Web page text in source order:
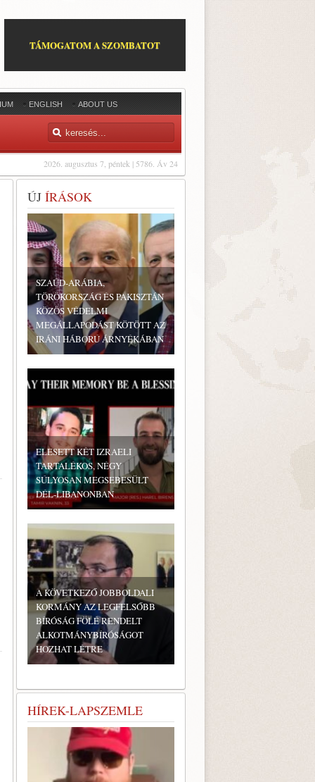
TÁMOGATOM A SZOMBATOT
ENGLISH ABOUT US
2026. augusztus 7, péntek | 5786. Áv 24
ÚJ ÍRÁSOK
SZAÚD-ARÁBIA,
TÖRÖKORSZÁG ÉS PAKISZTÁN
KÖZÖS VÉDELMI
MEGÁLLAPODÁST KÖTÖTT AZ
IRÁNI HÁBORÚ ÁRNYÉKÁBAN
ELESETT KÉT IZRAELI
TARTALÉKOS, NÉGY
SÚLYOSAN MEGSEBESÜLT
DÉL-LIBANONBAN
A KÖVETKEZŐ JOBBOLDALI
KORMÁNY AZ LEGFELSŐBB
BÍRÓSÁG FÖLÉ RENDELT
ALKOTMÁNYBÍRÓSÁGOT
HOZHAT LÉTRE
HÍREK-LAPSZEMLE